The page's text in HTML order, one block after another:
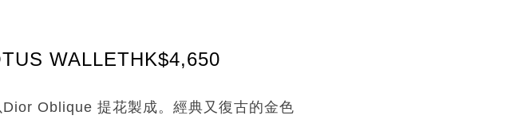
WALLETHK$4,650
Oblique 提花製成。經典又復古的金色